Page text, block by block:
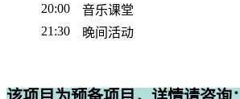
20:00
音乐课堂
21:30
晚间活动